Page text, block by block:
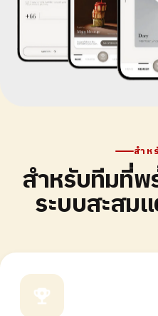
สำห
สำหรับทีมที่พ
ระบบสะสม